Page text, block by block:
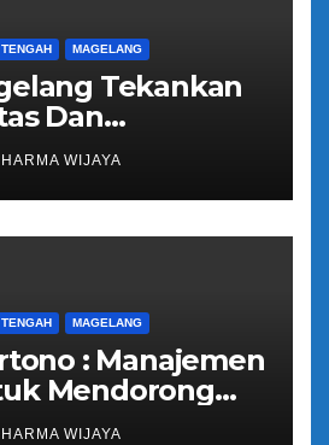
MAGELANG
Tekankan
Dan
Pengelolaan
Parpol
WIJAYA
MAGELANG
: Manajemen
Mendorong
Baik
WIJAYA